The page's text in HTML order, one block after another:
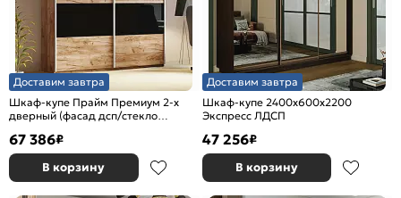
Доставим завтра
Шкаф-купе Прайм Премиум 2-х
дверный (фасад дсп/стекло
Крафт Табачный
67 386₽
В корзину
Доставим завтра
Шкаф-купе 2400x600x2200
Экспресс ЛДСП
47 256₽
В корзину